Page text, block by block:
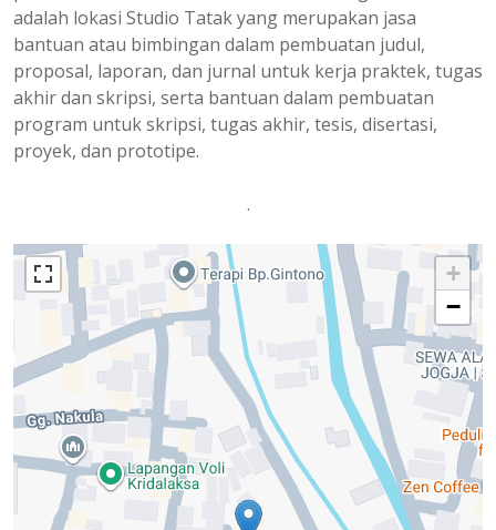
adalah lokasi Studio Tatak yang merupakan jasa
bantuan atau bimbingan dalam pembuatan judul,
proposal, laporan, dan jurnal untuk kerja praktek, tugas
akhir dan skripsi, serta bantuan dalam pembuatan
program untuk skripsi, tugas akhir, tesis, disertasi,
proyek, dan prototipe.
.
+
−